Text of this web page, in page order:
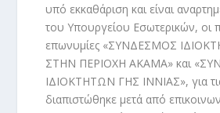
υπό εκκαθάριση και είναι
του Υπουργείου Εσωτερικών, οι
επωνυμίες «ΣΥΝΔΕΣΜΟΣ
ΣΤΗΝ ΠΕΡΙΟΧΗ ΑΚΑΜΑ» και
ΙΔΙΟΚΤΗΤΩΝ ΓΗΣ ΙΝΝΙΑΣ», για
διαπιστώθηκε μετά από